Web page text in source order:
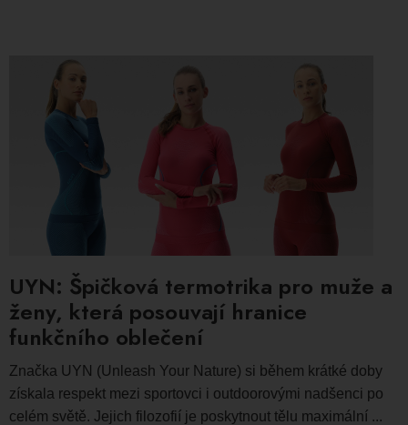
UYN: Špičková termotrika pro muže a
ženy, která posouvají hranice
funkčního oblečení
Značka UYN (Unleash Your Nature) si během krátké doby
získala respekt mezi sportovci i outdoorovými nadšenci po
celém světě. Jejich filozofií je poskytnout tělu maximální ...